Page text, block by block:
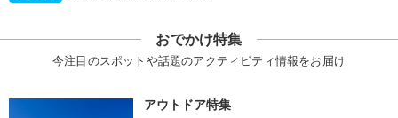
おでかけ特集
今注目のスポットや話題のアクティビティ情報をお届け
アウトドア特集